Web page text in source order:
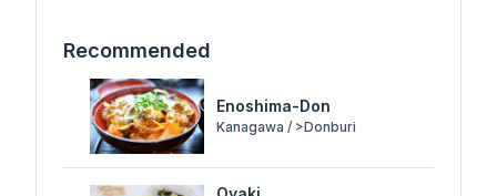
Recommended
Enoshima-Don
Kanagawa / >Donburi